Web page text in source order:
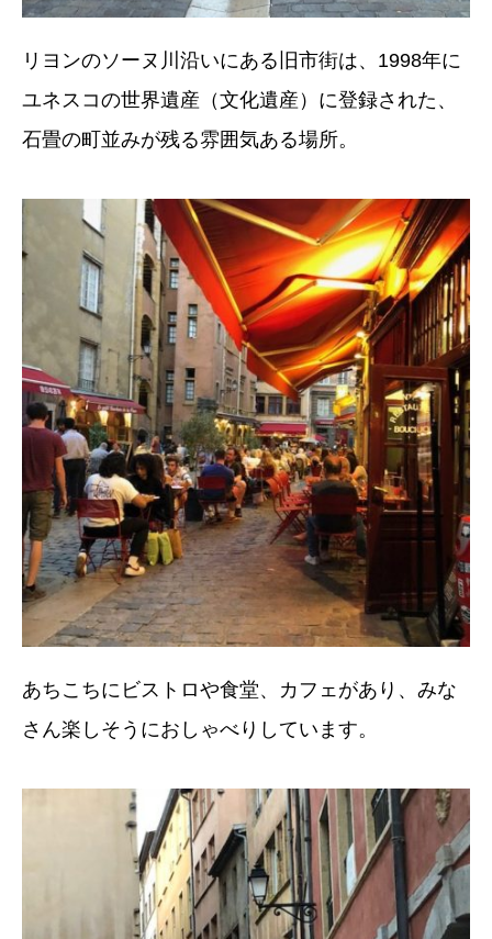
リヨンのソーヌ川沿いにある旧市街は、1998年に
ユネスコの世界遺産（文化遺産）に登録された、
石畳の町並みが残る雰囲気ある場所。
あちこちにビストロや食堂、カフェがあり、みな
さん楽しそうにおしゃべりしています。